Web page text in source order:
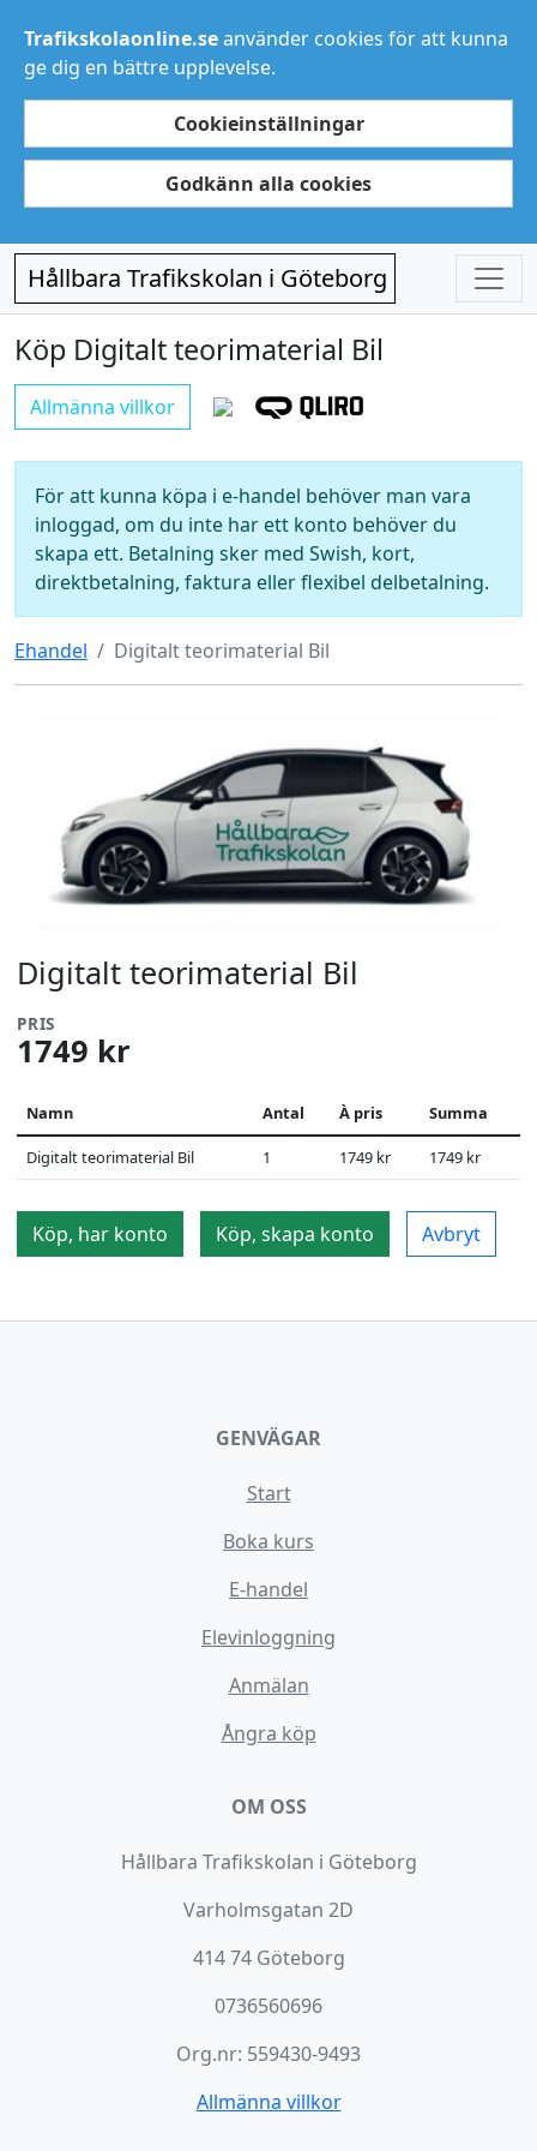
Trafikskolaonline.seanvänder cookies för att kunna
ge dig en bättre upplevelse.
Cookieinställningar
Godkänn alla cookies
Hållbara Trafikskolan i Göteborg
Köp Digitalt teorimaterial Bil
Allmänna villkor
För att kunna köpa i e-handel behöver man vara
inloggad, om du inte har ett konto behöver du
skapa ett. Betalning sker med Swish, kort,
direktbetalning, faktura eller flexibel delbetalning.
Ehandel Digitalt teorimaterial Bil
Digitalt teorimaterial Bil
PRIS
1749 kr
Namn Antal À pris Summa
Digitalt teorimaterial Bil 1 1749 kr 1749 kr
Köp, har konto Köp, skapa konto Avbryt
GENVÄGAR
Start
Boka kurs
E-handel
Elevinloggning
Anmälan
Ångra köp
OM OSS
Hållbara Trafikskolan i Göteborg
Varholmsgatan 2D
414 74 Göteborg
0736560696
Org.nr: 559430-9493
Allmänna villkor